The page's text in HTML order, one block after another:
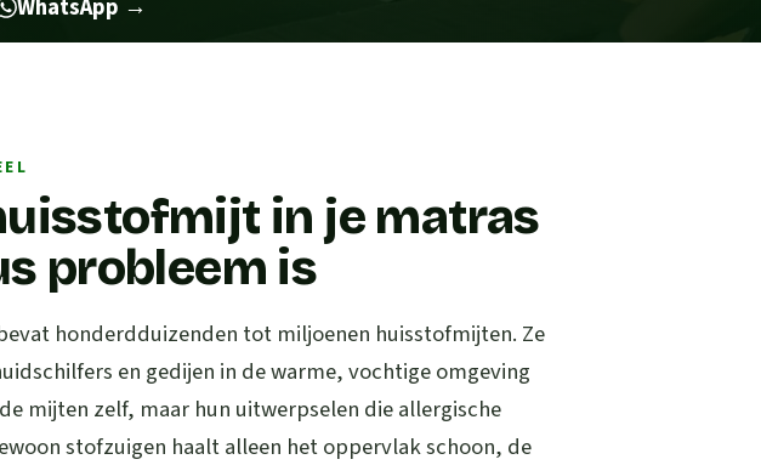
WhatsApp →
in je matras
probleem is
honderdduizenden tot miljoenen huisstofmijten. Ze
en gedijen in de warme, vochtige omgeving
mijten zelf, maar hun uitwerpselen die allergische
stofzuigen haalt alleen het oppervlak schoon, de